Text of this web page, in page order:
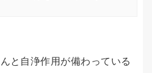
と自浄作用が備わっている